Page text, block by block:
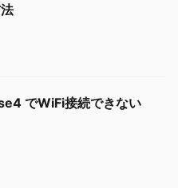
でWiFi接続できない